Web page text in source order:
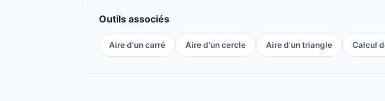
Outils associés
Aire d'un carré Aire d'un cercle Aire d'un triangle Calcul